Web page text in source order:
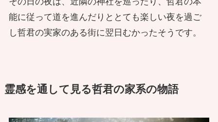
能に従って道を進んだりととても楽しい夜を過ご
し哲君の実家のある街に翌日むかったそうです。
霊感を通して見る哲君の家系の物語